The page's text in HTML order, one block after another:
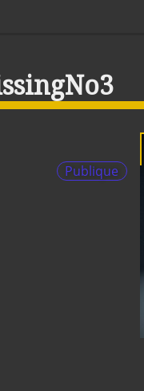
Publique